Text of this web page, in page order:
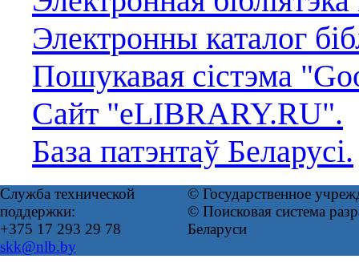
Электронны каталог
Пошукавая сістэма
Сайт "eLIBRARY.RU".
База патэнтаў Беларусі.
Служба технической
поддержки:
+375 17 293 29 78
skk@nlb.by
© Государственное
© Поисковая система
Беларуси